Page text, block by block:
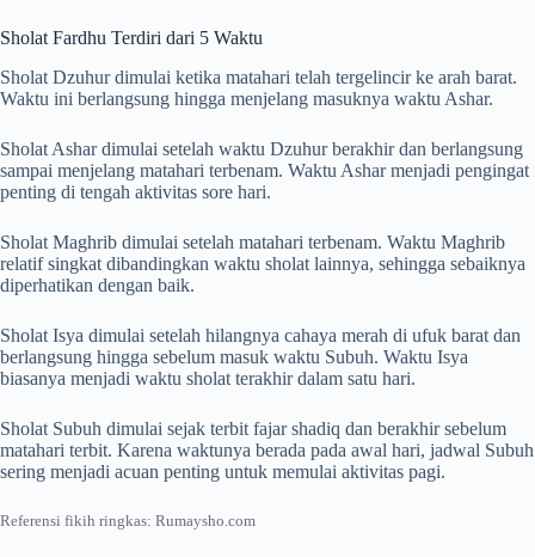
Sholat Fardhu Terdiri dari 5 Waktu
Sholat Dzuhur dimulai ketika matahari telah tergelincir ke arah barat.
Waktu ini berlangsung hingga menjelang masuknya waktu Ashar.
Sholat Ashar dimulai setelah waktu Dzuhur berakhir dan berlangsung
sampai menjelang matahari terbenam. Waktu Ashar menjadi pengingat
penting di tengah aktivitas sore hari.
Sholat Maghrib dimulai setelah matahari terbenam. Waktu Maghrib
relatif singkat dibandingkan waktu sholat lainnya, sehingga sebaiknya
diperhatikan dengan baik.
Sholat Isya dimulai setelah hilangnya cahaya merah di ufuk barat dan
berlangsung hingga sebelum masuk waktu Subuh. Waktu Isya
biasanya menjadi waktu sholat terakhir dalam satu hari.
Sholat Subuh dimulai sejak terbit fajar shadiq dan berakhir sebelum
matahari terbit. Karena waktunya berada pada awal hari, jadwal Subuh
sering menjadi acuan penting untuk memulai aktivitas pagi.
Referensi fikih ringkas: Rumaysho.com